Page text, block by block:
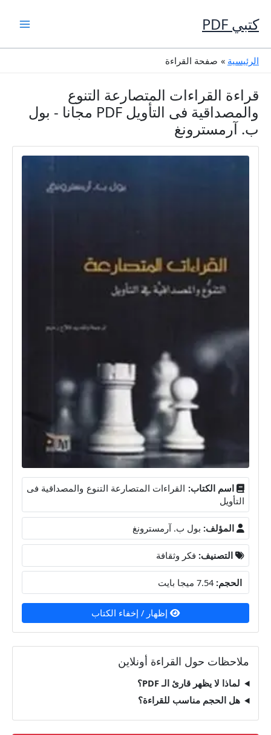
إلى
المحتوى
كتبي PDF
الرئيسية صفحة القراءة
قراءة القراءات المتصارعة التنوع
والمصداقية فى التأويل PDF مجانا - بول
ب. آرمسترونغ
اسم الكتاب: القراءات المتصارعة التنوع والمصداقية فى
التأويل
المؤلف: بول ب. آرمسترونغ
التصنيف: فكر وثقافة
الحجم:
إظهار / إخفاء الكتاب
ملاحظات حول القراءة أونلاين
لماذا لا يظهر قارئ الـ PDF؟
هل الحجم مناسب للقراءة؟